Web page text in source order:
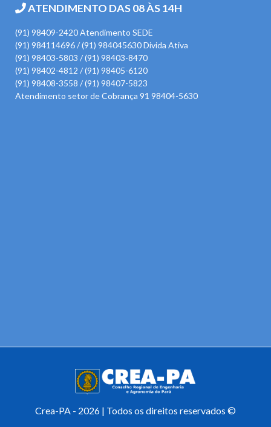
ATENDIMENTO DAS 08 ÀS 14H
(91) 98409-2420 Atendimento SEDE
(91) 984114696 / (91) 984045630 Divida Ativa
(91) 98403-5803 / (91) 98403-8470
(91) 98402-4812 / (91) 98405-6120
(91) 98408-3558 / (91) 98407-5823
Atendimento setor de Cobrança 91 98404-5630
Crea-PA - 2026 | Todos os direitos reservados ©